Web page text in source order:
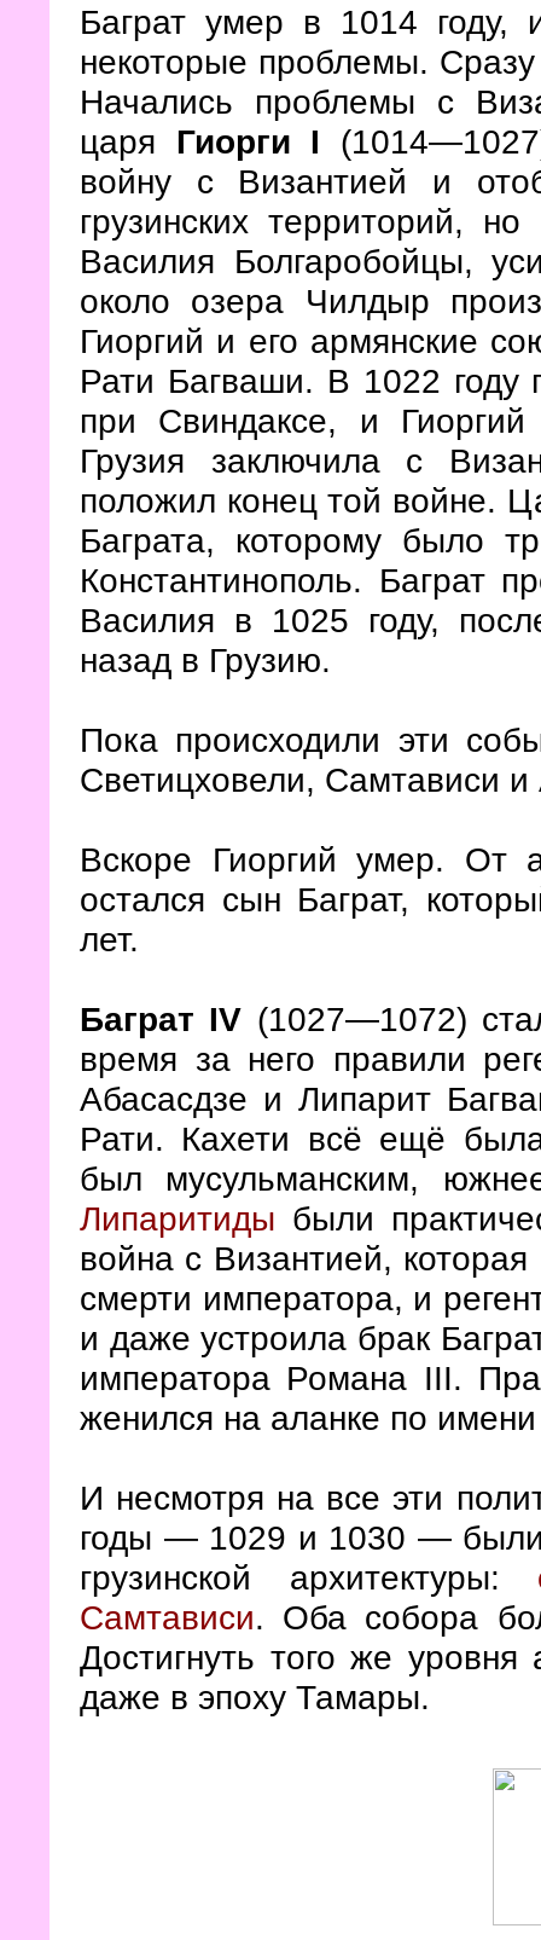
Баграт умер в 1014 году,
некоторые проблемы.
Начались проблемы с
царя Гиорги I
войну c Византией и
грузинских территорий,
Василия Болгаробойцы,
около озера Чилдыр
Гиоргий и его армянские
Рати Багваши. В 1022
при Свиндаксе, и
Грузия заключила с
положил конец той войне.
Баграта, которому было
Константинополь. Баграт
Василия в 1025 году,
назад в Грузию.
Пока происходили эти
Светицховели, Самтависи
Вскоре Гиоргий умер. От
остался сын Баграт,
лет.
Баграт IV (1027—1072)
время за него правили
Абасасдзе и Липарит
Рати. Кахети всё ещё
был мусульманским,
Липаритиды были
война с Византией,
смерти императора, и
и даже устроила брак
императора Романа III.
женился на аланке по
И несмотря на все эти
годы — 1029 и 1030 —
грузинской архитектуры:
Самтависи. Оба собора
Достигнуть того же уровня
даже в эпоху Тамары.